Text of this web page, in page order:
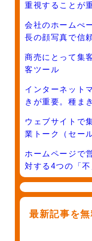
重視することが
会社のホームぺ
長の顔写真で信
商売にとって集
客ツール
インターネット
きが重要。種ま
ウェブサイトで
業トーク（セー
ホームページで
対する4つの「
最新記事を